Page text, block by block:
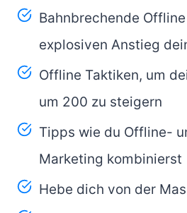
Bahnbrechende
explosiven Anstieg
Offline Taktiken, um
um 200 zu steigern
Tipps wie du Offline-
Marketing kombinierst
Hebe dich von der